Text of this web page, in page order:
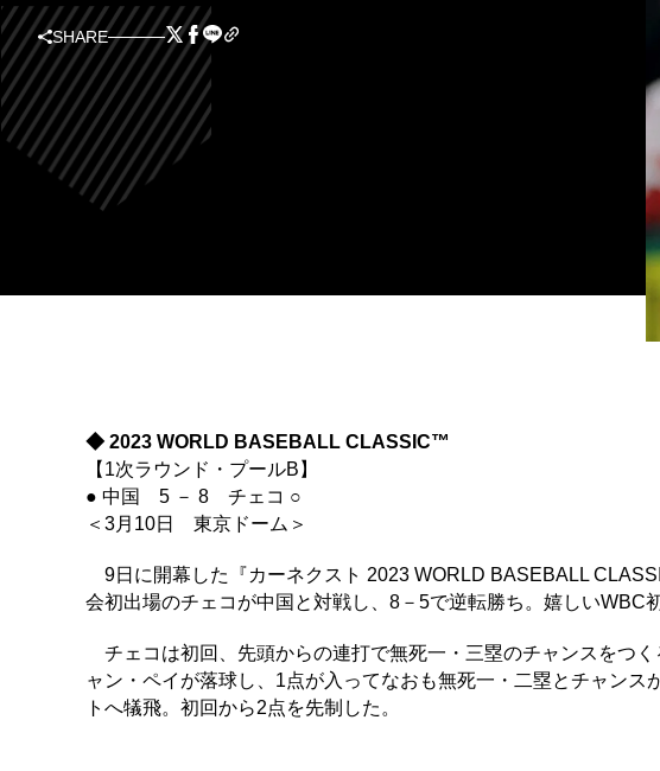
SHARE
◆ 2023 WORLD BASEBALL CLASSIC™
【1次ラウンド・プールB】
● 中国 5 － 8 チェコ ○
＜3月10日 東京ドーム＞
9日に開幕した『カーネクスト 2023 WORLD BASEBALL
会初出場のチェコが中国と対戦し、8－5で逆転勝ち。嬉しいWBC
チェコは初回、先頭からの連打で無死一・三塁のチャンスをつ
ャン・ペイが落球し、1点が入ってなおも無死一・二塁とチャン
トへ犠飛。初回から2点を先制した。